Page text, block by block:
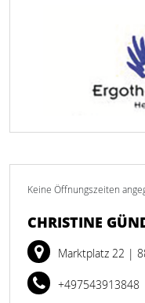
Keine Öffnungszeiten
CHRISTINE
Marktplatz 22 |
+497543913848